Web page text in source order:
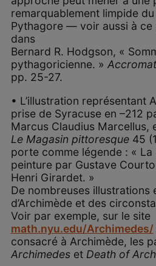
remarquablement limpide
Pythagore — voir aussi à ce
dans
Bernard R. Hodgson, «
pythagoricienne. »
pp. 25-27.
• L’illustration représentant
prise de Syracuse en –212
Marcus Claudius Marcellus,
Le Magasin pittoresque45
porte comme légende : « La
peinture par Gustave
Henri Girardet. »
De nombreuses illustrations
d’Archimède et des
Voir par exemple, sur le site
math.nyu.edu/Archimedes/
consacré à Archimède, les
Archimedeset Death of